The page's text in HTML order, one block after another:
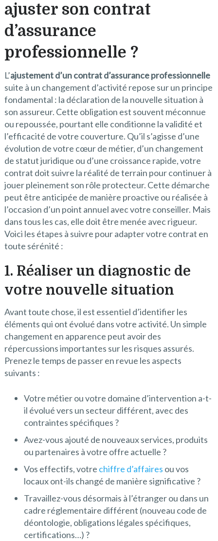
ajuster son contrat
d’assurance
professionnelle ?
L’ajustement d’un contrat d’assurance professionnelle
suite à un changement d’activité repose sur un principe
fondamental : la déclaration de la nouvelle situation à
son assureur. Cette obligation est souvent méconnue
ou repoussée, pourtant elle conditionne la validité et
l’efficacité de votre couverture. Qu’il s’agisse d’une
évolution de votre cœur de métier, d’un changement
de statut juridique ou d’une croissance rapide, votre
contrat doit suivre la réalité de terrain pour continuer à
jouer pleinement son rôle protecteur. Cette démarche
peut être anticipée de manière proactive ou réalisée à
l’occasion d’un point annuel avec votre conseiller. Mais
dans tous les cas, elle doit être menée avec rigueur.
Voici les étapes à suivre pour adapter votre contrat en
toute sérénité :
1. Réaliser un diagnostic de
votre nouvelle situation
Avant toute chose, il est essentiel d’identifier les
éléments qui ont évolué dans votre activité. Un simple
changement en apparence peut avoir des
répercussions importantes sur les risques assurés.
Prenez le temps de passer en revue les aspects
suivants :
Votre métier ou votre domaine d’intervention a-t-
il évolué vers un secteur différent, avec des
contraintes spécifiques ?
Avez-vous ajouté de nouveaux services, produits
ou partenaires à votre offre actuelle ?
Vos effectifs, votre chiffre d’affaires ou vos
locaux ont-ils changé de manière significative ?
Travaillez-vous désormais à l’étranger ou dans un
cadre réglementaire différent (nouveau code de
déontologie, obligations légales spécifiques,
certifications…) ?